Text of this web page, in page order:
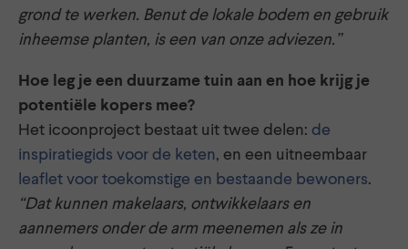
grond te werken. Benut de lokale bodem en gebruik
inheemse planten, is een van onze adviezen.”
Hoe leg je een duurzame tuin aan en hoe krijg je
potentiële kopers mee?
Het icoonproject bestaat uit twee delen: de
inspiratiegids voor de keten, en een uitneembaar
leaflet voor toekomstige en bestaande bewoners.
“Dat kunnen makelaars, ontwikkelaars en
aannemers onder de arm meenemen als ze in